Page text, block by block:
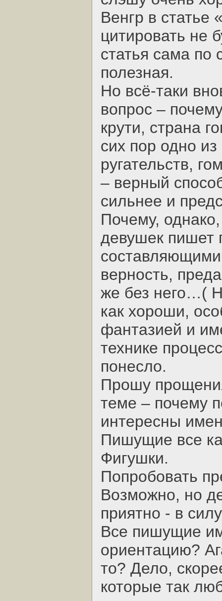
Венгр в статье
цитировать не
статья сама по
полезная.
Но всё-таки
вопрос –
крути, страна
сих пор одно
ругательств,
– верный
сильнее и
Почему,
девушек пишет
верность,
же без него…(
как хороши,
фантазией и
технике
понесло.
Прошу
теме – почему
интересны
Пишущие все
Фигушки.
Попробовать
Возможно, но
приятно - в
Все пишущие
ориентацию?
то? Дело,
которые так